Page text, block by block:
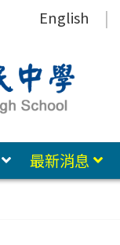
English
最新消息